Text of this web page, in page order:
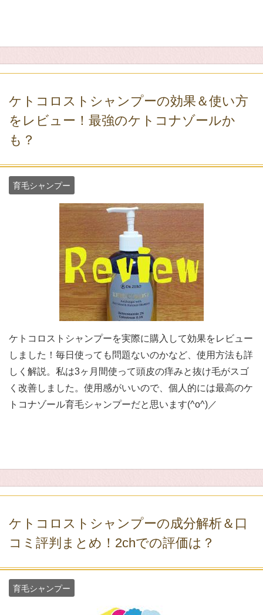
ケトコロストシャンプーの効果＆使い方
をレビュー！最強のケトコナゾールか
も？
育毛シャンプー
ケトコロストシャンプーを実際に購入して効果をレビュー
しました！毎日使っても問題ないのかなど、使用方法も詳
しく解説。私は3ヶ月間使って頭皮の痒みと抜け毛がスゴ
く改善しました。使用感がいいので、個人的には最高のケ
トコナゾール育毛シャンプーだと思います(^o^)／
ケトコロストシャンプーの成分解析＆口
コミ評判まとめ！2chでの評価は？
育毛シャンプー